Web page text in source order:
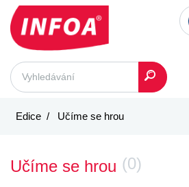
Edice Učíme se hrou
Učíme se hrou (0)